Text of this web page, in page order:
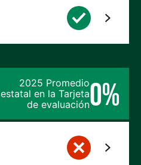
2025 Promedio
estatal en la Tarjeta
de evaluación0%